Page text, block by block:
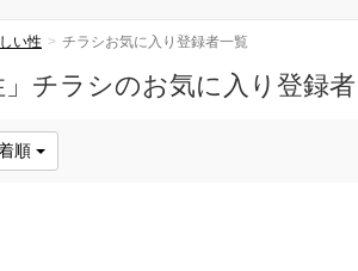
い性 チラシお気に入り登録者一覧
」チラシのお気に入り登録者
順